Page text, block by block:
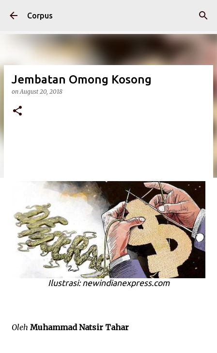
Corpus
Jembatan Omong Kosong
onAugust 20, 2018
Ilustrasi: newindianexpress.com
Oleh Muhammad Natsir Tahar